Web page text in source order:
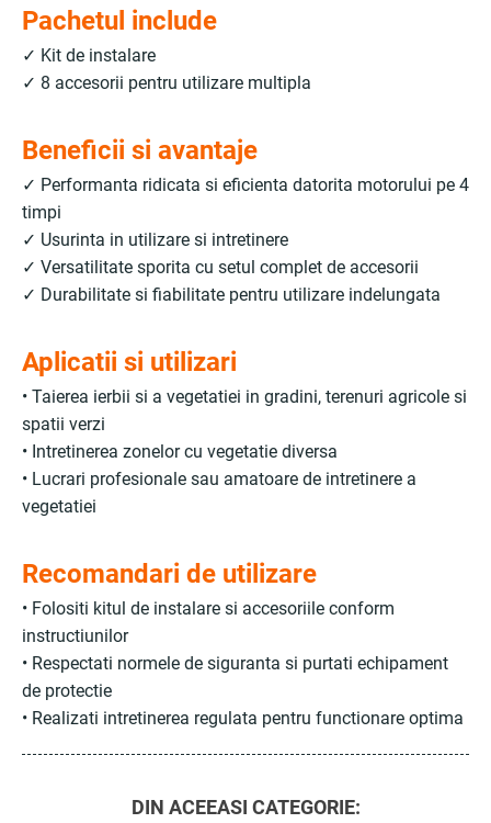
Pachetul include
✓ Kit de instalare
✓ 8 accesorii pentru utilizare multipla
Beneficii si avantaje
✓ Performanta ridicata si eficienta datorita motorului pe 4
timpi
✓ Usurinta in utilizare si intretinere
✓ Versatilitate sporita cu setul complet de accesorii
✓ Durabilitate si fiabilitate pentru utilizare indelungata
Aplicatii si utilizari
• Taierea ierbii si a vegetatiei in gradini, terenuri agricole si
spatii verzi
• Intretinerea zonelor cu vegetatie diversa
• Lucrari profesionale sau amatoare de intretinere a
vegetatiei
Recomandari de utilizare
• Folositi kitul de instalare si accesoriile conform
instructiunilor
• Respectati normele de siguranta si purtati echipament
de protectie
• Realizati intretinerea regulata pentru functionare optima
DIN ACEEASI CATEGORIE: